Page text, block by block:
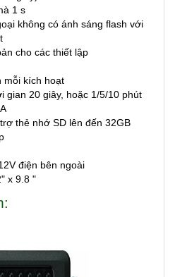
1 s
không có ánh sáng flash với
cho các thiết lập
mỗi kích hoạt
gian 20 giây, hoặc 1/5/10 phút
thẻ nhớ SD lên đến 32GB
điện bên ngoài
x 9.8 "